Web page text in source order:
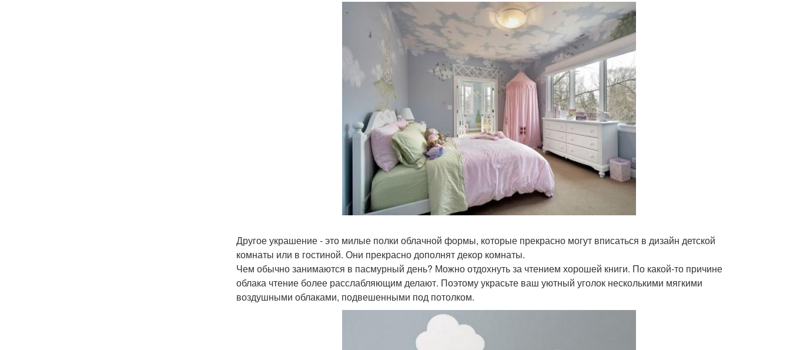
Другое украшение - это милые полки облачной формы, которые прекрасно могут вписаться в дизайн детской
комнаты или в гостиной. Они прекрасно дополнят декор комнаты.
Чем обычно занимаются в пасмурный день? Можно отдохнуть за чтением хорошей книги. По какой-то причине
облака чтение более расслабляющим делают. Поэтому украсьте ваш уютный уголок несколькими мягкими
воздушными облаками, подвешенными под потолком.